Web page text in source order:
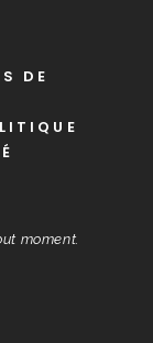
DE
moment.